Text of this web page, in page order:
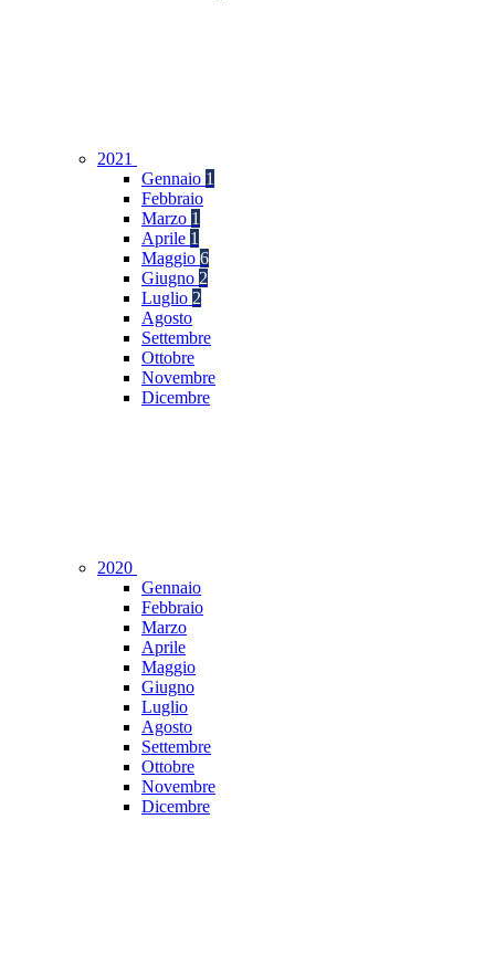
2021
Gennaio 1
Febbraio
Marzo 1
Aprile 1
Maggio 6
Giugno 2
Luglio 2
Agosto
Settembre
Ottobre
Novembre
Dicembre
2020
Gennaio
Febbraio
Marzo
Aprile
Maggio
Giugno
Luglio
Agosto
Settembre
Ottobre
Novembre
Dicembre